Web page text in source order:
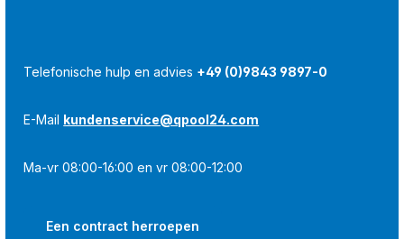
Telefonische hulp en advies +49 (0)9843 9897-0
E-Mail kundenservice@qpool24.com
Ma-vr 08:00-16:00 en vr 08:00-12:00
Een contract herroepen